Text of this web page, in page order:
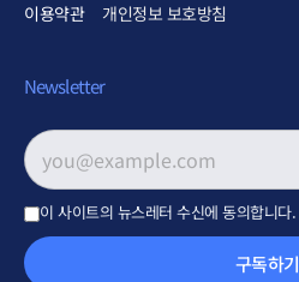
이용약관 개인정보 보호방침
Newsletter
이메일 주소*
이 사이트의 뉴스레터 수신에 동의합니다.
구독하기